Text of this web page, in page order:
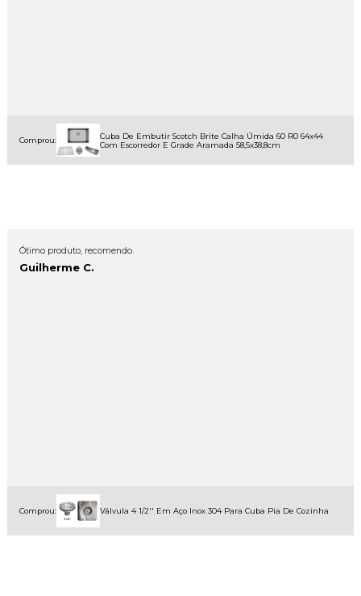
Comprou:
Cuba De Embutir Scotch Brite Calha Úmida 60 R0 64x44
Com Escorredor E Grade Aramada 58,5x38,8cm
Ótimo produto, recomendo.
Guilherme C.
Comprou: Válvula 4 1/2'' Em Aço Inox 304 Para Cuba Pia De Cozinha